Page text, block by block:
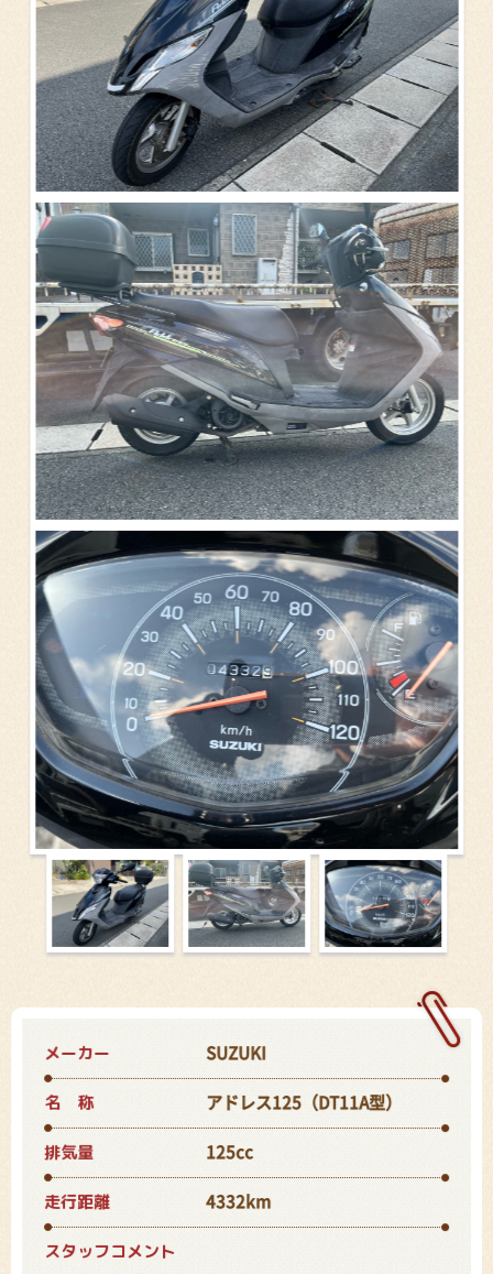
メーカー SUZUKI
名 称 アドレス125（DT11A型）
排気量 125cc
走行距離 4332km
スタッフコメント